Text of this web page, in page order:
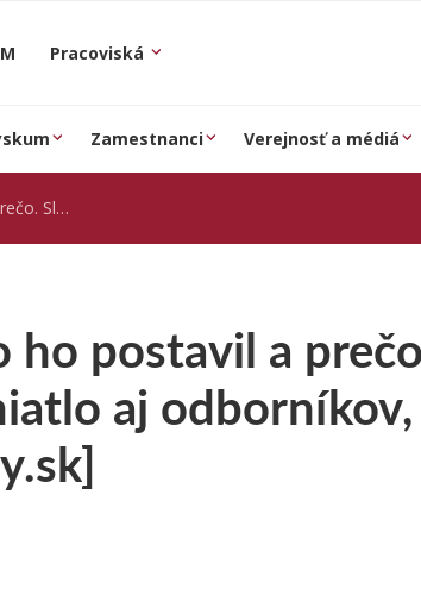
Pracoviská
Zamestnanci Verejnosť a médiá
[dobrenoviny.sk]
postavil a
aj